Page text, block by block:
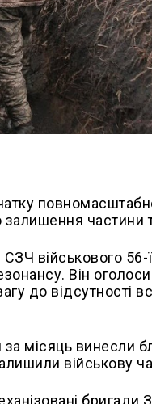
частини
військового 56-
Він
до відсутності
місяць винесли
військову